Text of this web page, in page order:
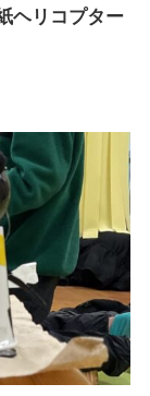
ヘリコプター